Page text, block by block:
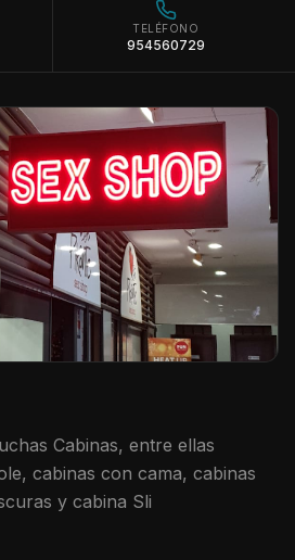
TELÉFONO
954560729
Cabinas, entre ellas
cabinas con cama, cabinas
y cabina Sli